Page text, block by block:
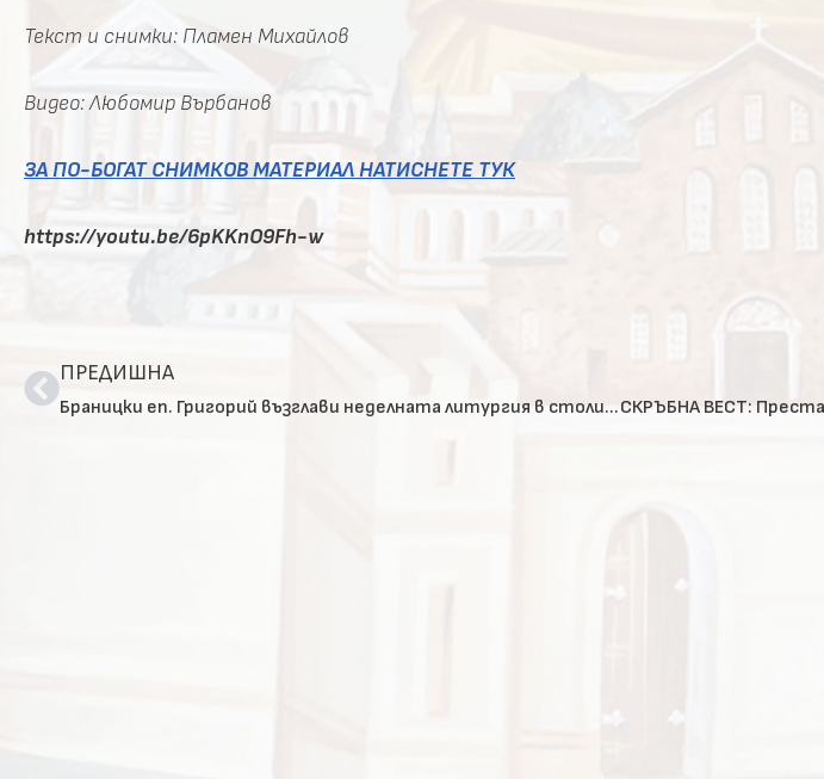
Текст и снимки: Пламен Михайлов
Видео: Любомир Върбанов
ЗА ПО-БОГАТ СНИМКОВ МАТЕРИАЛ НАТИСНЕТЕ ТУК
https://youtu.be/6pKKnO9Fh-w
ПРЕДИШНА
Браницки еп. Григорий възглави неделната литургия в столичния храм „Живоприемен източник“